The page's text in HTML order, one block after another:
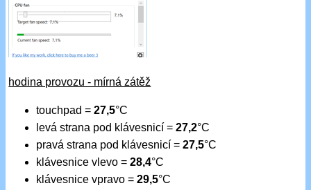
hodina provozu - mírná zátěž
touchpad =27,5°C
levá strana pod klávesnicí =27,2°C
pravá strana pod klávesnicí =27,5°C
klávesnice vlevo =28,4°C
klávesnice vpravo =29,5°C